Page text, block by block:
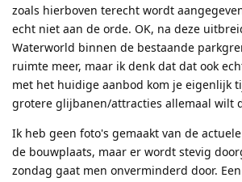
zoals hierboven terecht wordt
echt niet aan de orde. OK, na deze
Waterworld binnen de bestaande
ruimte meer, maar ik denk dat dat ook
met het huidige aanbod kom je eigenlijk
grotere glijbanen/attracties allemaal wilt
Ik heb geen foto's gemaakt van de
de bouwplaats, maar er wordt stevig
zondag gaat men onverminderd door.